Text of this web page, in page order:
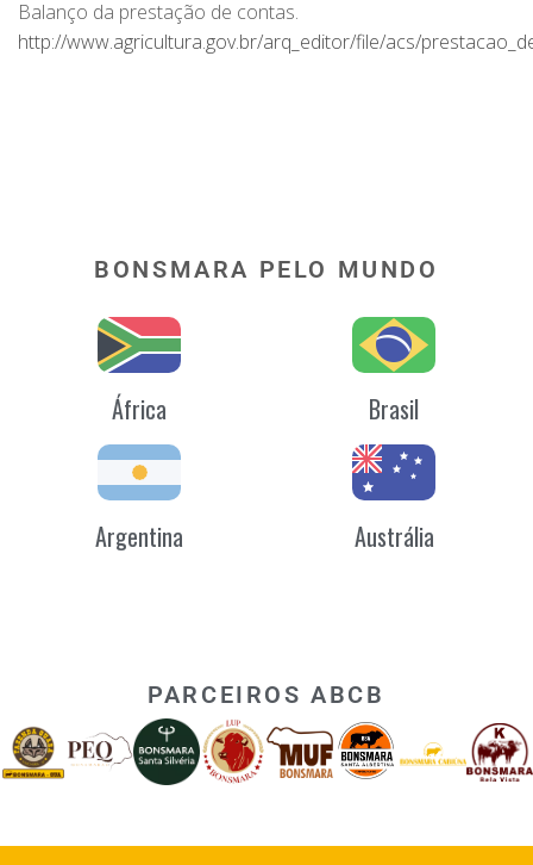
Balanço da prestação de contas.
http://www.agricultura.gov.br/arq_editor/file/acs/
BONSMARA PELO MUNDO
África Brasil
Argentina Austrália
PARCEIROS ABCB